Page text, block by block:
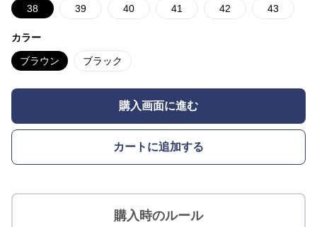
38 39 40 41 42 43
カラー
ブラウン ブラック
購入画面に進む
カートに追加する
購入時のルール